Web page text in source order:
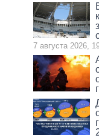
7 августа 2026,